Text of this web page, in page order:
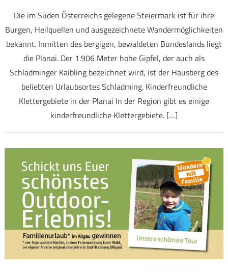
Die im Süden Österreichs gelegene Steiermark ist für ihre
Burgen, Heilquellen und ausgezeichnete Wandermöglichkeiten
bekannt. Inmitten des bergigen, bewaldeten Bundeslands liegt
die Planai. Der 1.906 Meter hohe Gipfel, der auch als
Schladminger Kaibling bezeichnet wird, ist der Hausberg des
beliebten Urlaubsortes Schladming. Kinderfreundliche
Klettergebiete in der Planai In der Region gibt es einige
kinderfreundliche Klettergebiete. […]